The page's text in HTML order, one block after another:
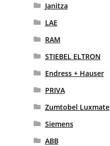
Janitza
LAE
RAM
STIEBEL ELTRON
Endress + Hauser
PRIVA
Zumtobel Luxmate
Siemens
ABB